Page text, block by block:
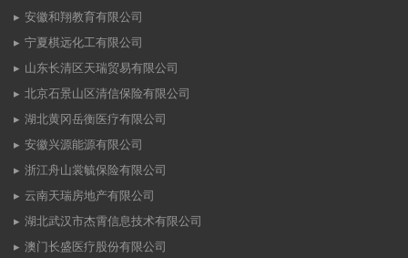
安徽和翔教育有限公司
宁夏棋远化工有限公司
山东长清区天瑞贸易有限公司
北京石景山区清信保险有限公司
湖北黄冈岳衡医疗有限公司
安徽兴源能源有限公司
浙江舟山裳毓保险有限公司
云南天瑞房地产有限公司
湖北武汉市杰霄信息技术有限公司
澳门长盛医疗股份有限公司